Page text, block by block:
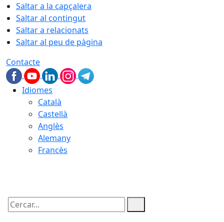
Saltar a la capçalera
Saltar al contingut
Saltar a relacionats
Saltar al peu de pàgina
Contacte
Idiomes
Català
Castellà
Anglès
Alemany
Francès
Cercar: